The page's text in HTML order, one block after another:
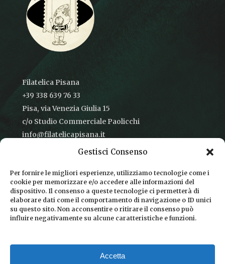
Gestisci Consenso
Per fornire le migliori esperienze, utilizziamo tecnologie come i
cookie per memorizzare e/o accedere alle informazioni del
dispositivo. Il consenso a queste tecnologie ci permetterà di
elaborare dati come il comportamento di navigazione o ID unici
su questo sito. Non acconsentire o ritirare il consenso può
influire negativamente su alcune caratteristiche e funzioni.
Accetta
Filatelica Pisana
+39 338 639 76 33
Pisa, via Venezia Giulia 15
c/o Studio Commerciale Paolicchi
info@filatelicapisana.it
CONDIZIONI DI VENDITA
INFORMATIVA SULLA PRIVACY
COOKIE POLICY